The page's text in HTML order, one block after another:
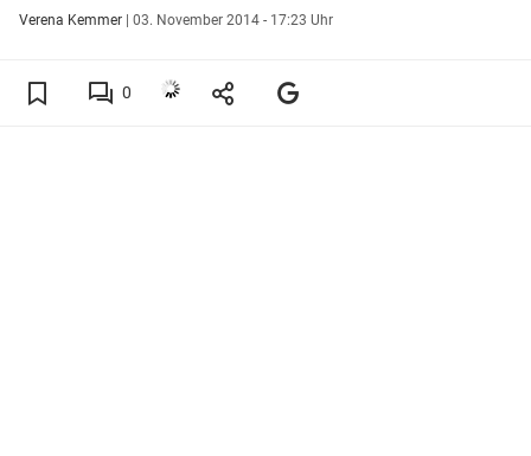
Verena Kemmer | 03. November 2014 - 17:23 Uhr
0